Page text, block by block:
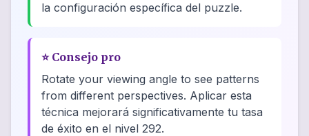
la configuración específica del puzzle.
⭐ Consejo pro
Rotate your viewing angle to see patterns
from different perspectives. Aplicar esta
técnica mejorará significativamente tu tasa
de éxito en el nivel 292.